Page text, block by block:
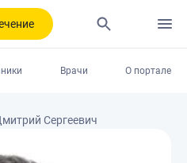
Врачи О портале
Сергеевич